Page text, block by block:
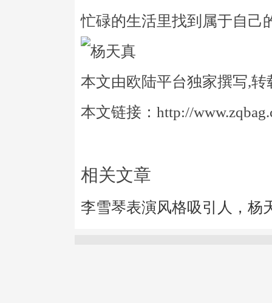
忙碌的生活里找到属于自己
本文由欧陆平台独家撰写,转
本文链接：http://
相关文章
李雪琴表演风格吸引人，杨